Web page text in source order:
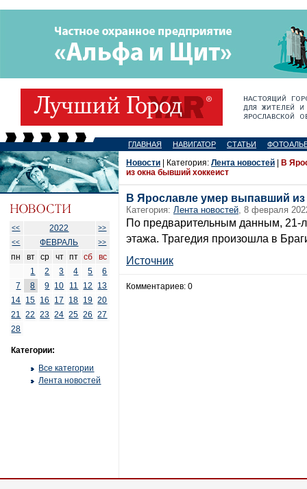
ГЛАВНАЯ НАВИГАТОР СТАТЬИ
<< 2022
>>
<<
ФЕВРАЛЬ >>
пн вт ср чт пт сб
вс
1
2 3 4 5
6
7
8 9 10 11 12
13
14 15 16 17 18 19 20
21
22 23 24 25 26
27
28
Категории:
Все категории
Лента новостей
Новости | Категория: Лента новостей
В
из окна бывший хоккеист
В Ярославле умер выпавший
Категория: Лента новостей, 8 февраля
По предварительным данным, 21-
этажа. Трагедия произошла в
Источник
Комментариев: 0